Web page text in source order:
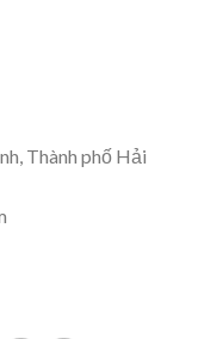
Thành phố Hải